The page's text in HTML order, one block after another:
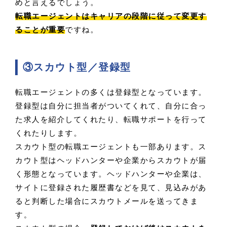
めと言えるでしょう。
転職エージェントはキャリアの段階に従って変更す
ることが重要ですね。
③スカウト型／登録型
転職エージェントの多くは登録型となっています。
登録型は自分に担当者がついてくれて、自分に合っ
た求人を紹介してくれたり、転職サポートを行って
くれたりします。
スカウト型の転職エージェントも一部あります。ス
カウト型はヘッドハンターや企業からスカウトが届
く形態となっています。ヘッドハンターや企業は、
サイトに登録された履歴書などを見て、見込みがあ
ると判断した場合にスカウトメールを送ってきま
す。